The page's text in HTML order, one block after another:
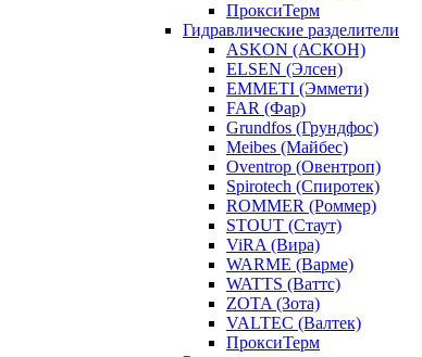
ПроксиТерм
Гидравлические разделители
ASKON (АСКОН)
ELSEN (Элсен)
EMMETI (Эммети)
FAR (Фар)
Grundfos (Грундфос)
Meibes (Майбес)
Oventrop (Овентроп)
Spirotech (Спиротек)
ROMMER (Роммер)
STOUT (Стаут)
ViRA (Вира)
WARME (Варме)
WATTS (Ваттс)
ZOTA (Зота)
VALTEC (Валтек)
ПроксиТерм